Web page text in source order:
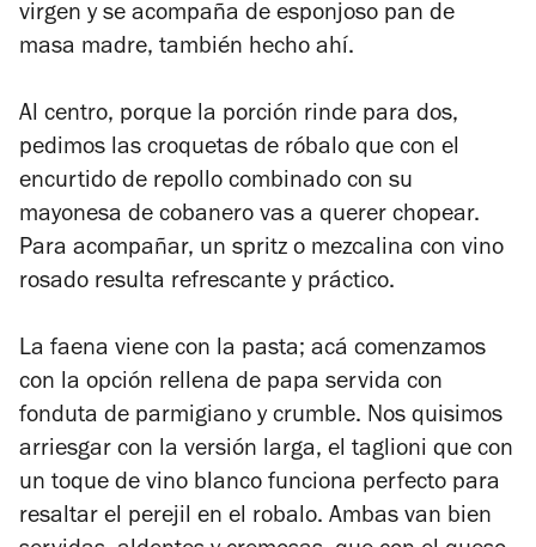
virgen y se acompaña de esponjoso pan de
masa madre, también hecho ahí.
Al centro, porque la porción rinde para dos,
pedimos las croquetas de róbalo que con el
encurtido de repollo combinado con su
mayonesa de cobanero vas a querer chopear.
Para acompañar, un spritz o mezcalina con vino
rosado resulta refrescante y práctico.
La faena viene con la pasta; acá comenzamos
con la opción rellena de papa servida con
fonduta de parmigiano y crumble. Nos quisimos
arriesgar con la versión larga, el taglioni que con
un toque de vino blanco funciona perfecto para
resaltar el perejil en el robalo. Ambas van bien